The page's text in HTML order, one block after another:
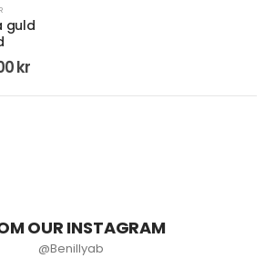
guld
kr
OUR INSTAGRAM
@Benillyab